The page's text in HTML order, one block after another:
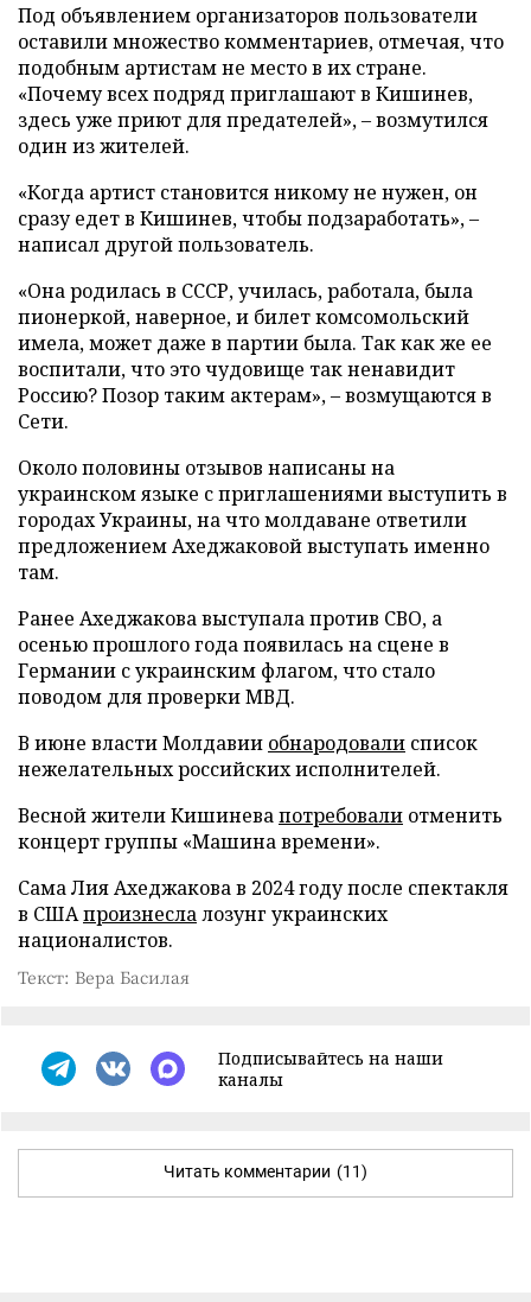
Под объявлением организаторов пользователи
оставили множество комментариев, отмечая, что
подобным артистам не место в их стране.
«Почему всех подряд приглашают в Кишинев,
здесь уже приют для предателей», – возмутился
один из жителей.
«Когда артист становится никому не нужен, он
сразу едет в Кишинев, чтобы подзаработать», –
написал другой пользователь.
«Она родилась в СССР, училась, работала, была
пионеркой, наверное, и билет комсомольский
имела, может даже в партии была. Так как же ее
воспитали, что это чудовище так ненавидит
Россию? Позор таким актерам», – возмущаются в
Сети.
Около половины отзывов написаны на
украинском языке с приглашениями выступить в
городах Украины, на что молдаване ответили
предложением Ахеджаковой выступать именно
там.
Ранее Ахеджакова выступала против СВО, а
осенью прошлого года появилась на сцене в
Германии с украинским флагом, что стало
поводом для проверки МВД.
В июне власти Молдавии обнародовали список
нежелательных российских исполнителей.
Весной жители Кишиневапотребовали отменить
концерт группы «Машина времени».
Сама Лия Ахеджакова в 2024 году после спектакля
в СШАпроизнеслалозунг украинских
националистов.
Текст: Вера Басилая
Подписывайтесь на наши
каналы
Читать комментарии (11)